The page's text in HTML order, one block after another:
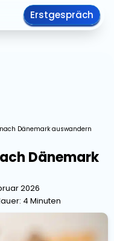
Erstgespräch
Dänemark auswandern
Dänemark
2026
4 Minuten